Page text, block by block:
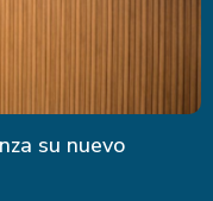
su nuevo